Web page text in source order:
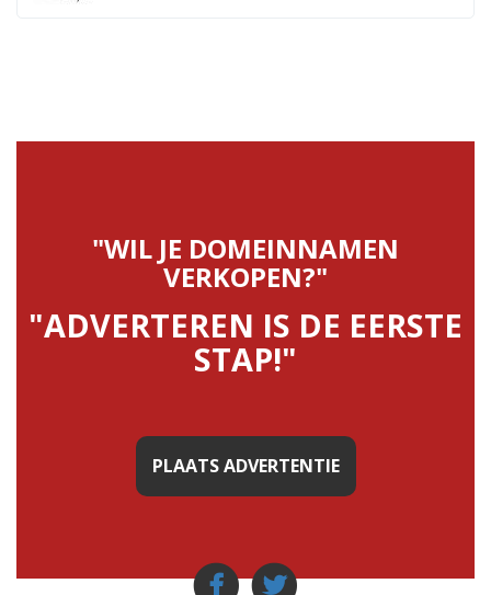
"WIL JE DOMEINNAMEN
VERKOPEN?"
"ADVERTEREN IS DE EERSTE
STAP!"
PLAATS ADVERTENTIE